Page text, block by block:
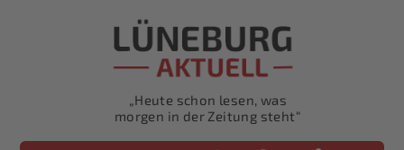
„Heute schon lesen, was
morgen in der Zeitung steht“